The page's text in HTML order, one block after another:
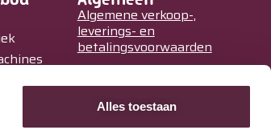
Alles toestaan
Algemene verkoop-,
leverings- en
betalingsvoorwaarden